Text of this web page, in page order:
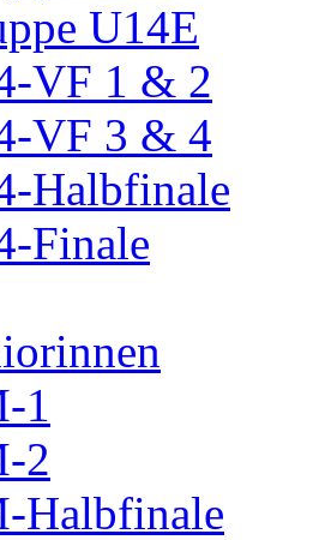
U14E
VF 1 & 2
VF 3 & 4
Halbfinale
Finale
1
2
Halbfinale